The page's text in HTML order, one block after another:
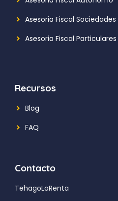
Asesoria Fiscal Sociedades
Asesoria Fiscal Particulares
Recursos
Blog
FAQ
Contacto
TehagoLaRenta